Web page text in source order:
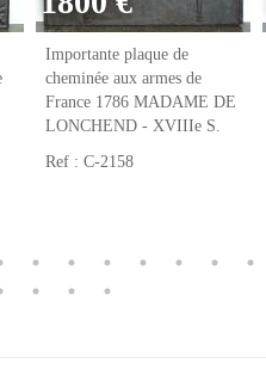
Importante plaque de
cheminée aux armes de
France 1786 MADAME DE
LONCHEND - XVIIIe S.
Ref : C-2158